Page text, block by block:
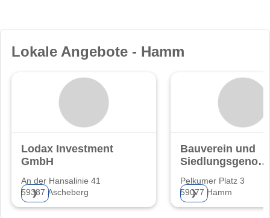
Lokale Angebote - Hamm
Lodax Investment
GmbH
An der Hansalinie 41
59387 Ascheberg
❯
Bauverein und
Pelkumer Platz 3
59077 Hamm
❯